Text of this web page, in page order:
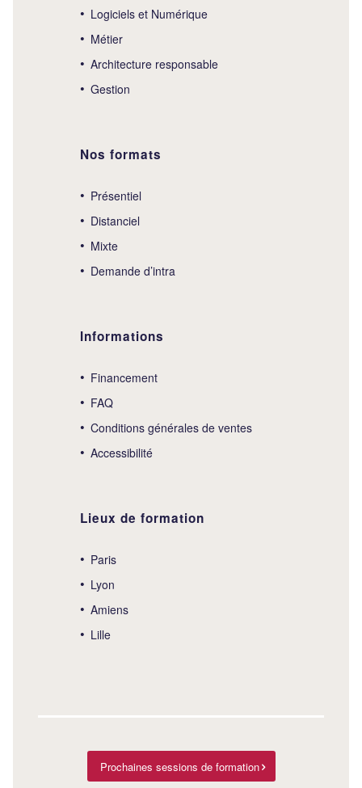
Logiciels et Numérique
Métier
Architecture responsable
Gestion
Nos formats
Présentiel
Distanciel
Mixte
Demande d’intra
Informations
Financement
FAQ
Conditions générales de ventes
Accessibilité
Lieux de formation
Paris
Lyon
Amiens
Lille
Prochaines sessions de formation